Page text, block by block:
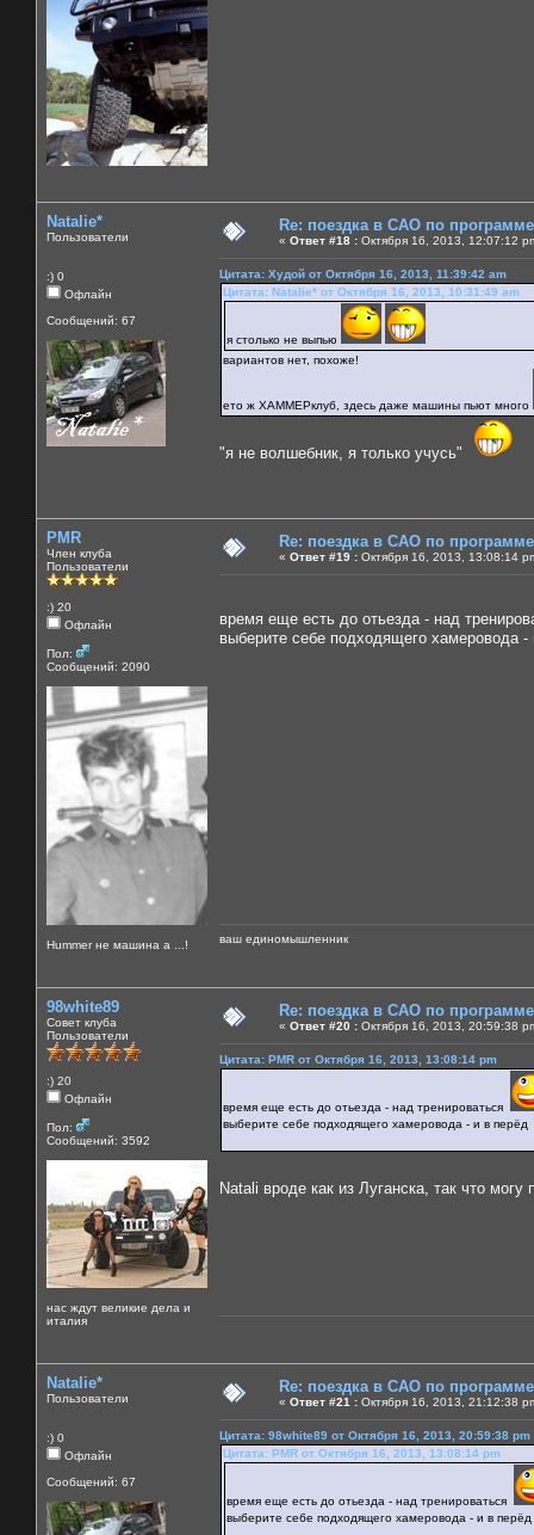
Natalie*
Пользователи
:) 0
Офлайн
Сообщений: 67
Re: поездка в САО по
« Ответ #18 : Октября 16, 2013, 12:07:12
Цитата: Худой от Октября 16, 2013, 11:39:42 am
Цитата: Natalie* от Октября 16, 2013, 10:31:49 am
я столько не выпью
вариантов нет, похоже!
ето ж ХАММЕРклуб, здесь даже машины пьют много
"я не волшебник, я только учусь"
PMR
Член клуба
Пользователи
:) 20
Офлайн
Пол:
Сообщений: 2090
Нummer не машина а ...!
Re: поездка в САО по
« Ответ #19 : Октября 16, 2013, 13:08:14
время еще есть до отьезда - над
выберите себе подходящего хамеровода -
ваш единомышленник
98white89
Совет клуба
Пользователи
:) 20
Офлайн
Пол:
Сообщений: 3592
нас ждут великие дела и
италия
Re: поездка в САО по
« Ответ #20 : Октября 16, 2013, 20:59:38
Цитата: PMR от Октября 16, 2013, 13:08:14 pm
время еще есть до отьезда - над тренироваться
выберите себе подходящего хамеровода - и в перёд
Natali вроде как из Луганска, так что
Natalie*
Пользователи
:) 0
Офлайн
Сообщений: 67
Re: поездка в САО по
« Ответ #21 : Октября 16, 2013, 21:12:38
Цитата: 98white89 от Октября 16, 2013, 20:59:38 pm
Цитата: PMR от Октября 16, 2013, 13:08:14 pm
время еще есть до отьезда - над тренироваться
выберите себе подходящего хамеровода - и в перёд